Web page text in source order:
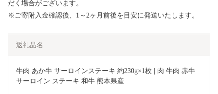
だく場合がございます。
※ご寄附入金確認後、1～2ヶ月前後を目安に発送いたします。
返礼品名
牛肉 あか牛 サーロインステーキ 約230g×1枚 | 肉 牛肉 赤牛
サーロイン ステーキ 和牛 熊本県産